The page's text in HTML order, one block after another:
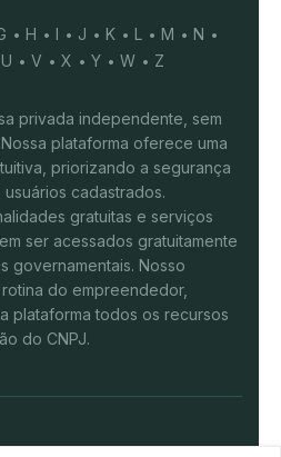
H I J K L M
N
U V X Y W Z
privada independente, sem
plataforma oferece uma
priorizando a segurança
cadastrados.
gratuitas e serviços
ser acessados gratuitamente
governamentais. Nosso
do empreendedor,
plataforma todos os recursos
do CNPJ.